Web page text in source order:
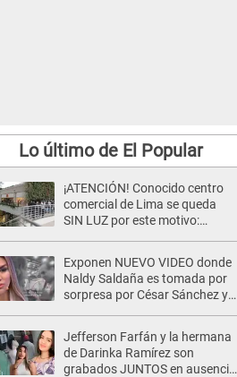
Lo último de El Popular
¡ATENCIÓN! Conocido centro
comercial de Lima se queda
SIN LUZ por este motivo:
Exponen NUEVO VIDEO donde
Naldy Saldaña es tomada por
sorpresa por César Sánchez y
Jefferson Farfán y la hermana
de Darinka Ramírez son
grabados JUNTOS en ausencia